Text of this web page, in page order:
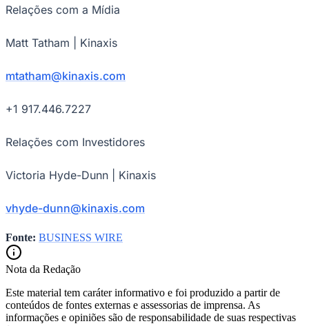
Relações com a Mídia
Matt Tatham | Kinaxis
mtatham@kinaxis.com
+1 917.446.7227
Relações com Investidores
Victoria Hyde-Dunn | Kinaxis
vhyde-dunn@kinaxis.com
Fonte: BUSINESS WIRE
Nota da Redação
Este material tem caráter informativo e foi produzido a partir de
conteúdos de fontes externas e assessorias de imprensa. As
informações e opiniões são de responsabilidade de suas respectivas